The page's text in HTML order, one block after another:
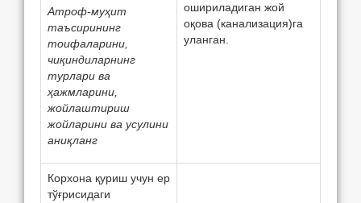
Атроф-муҳит
таъсирининг
тоифаларини,
чиқиндиларнинг
турлари ва
ҳажмларини,
жойлаштириш
жойларини ва усулини
аниқланг
ошириладиган жой
оқова (канализация)га
уланган.
Корхона қуриш учун eр
тўғрисидаги